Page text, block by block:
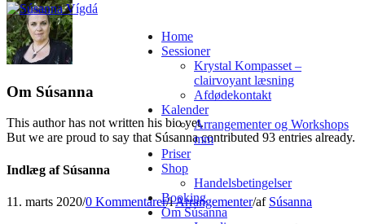
Home
Sessioner
Krystal Kompasset –
clairvoyant læsning
Afdødekontakt
Kalender
Arrangementer og Workshops
mm
Priser
Shop
Handelsbetingelser
Booking
Om Súsanna
Om Súsanna
This author has not written his bio yet.
But we are proud to say that Súsannacontributed 93 entries already.
Indlæg af Súsanna
11. marts 2020/0 Kommentarer/iArrangementer/af Súsanna